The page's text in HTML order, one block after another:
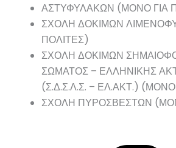
ΑΣΤΥΦΥΛΑΚΩΝ (ΜΟΝΟ ΓΙΑ
ΣΧΟΛΗ ΔΟΚΙΜΩΝ
ΠΟΛΙΤΕΣ)
ΣΧΟΛΗ ΔΟΚΙΜΩΝ
ΣΩΜΑΤΟΣ – ΕΛΛΗΝΙΚΗΣ
(Σ.Δ.Σ.Λ.Σ. – ΕΛ.ΑΚΤ.) (ΜΟΝΟ
ΣΧΟΛΗ ΠΥΡΟΣΒΕΣΤΩΝ